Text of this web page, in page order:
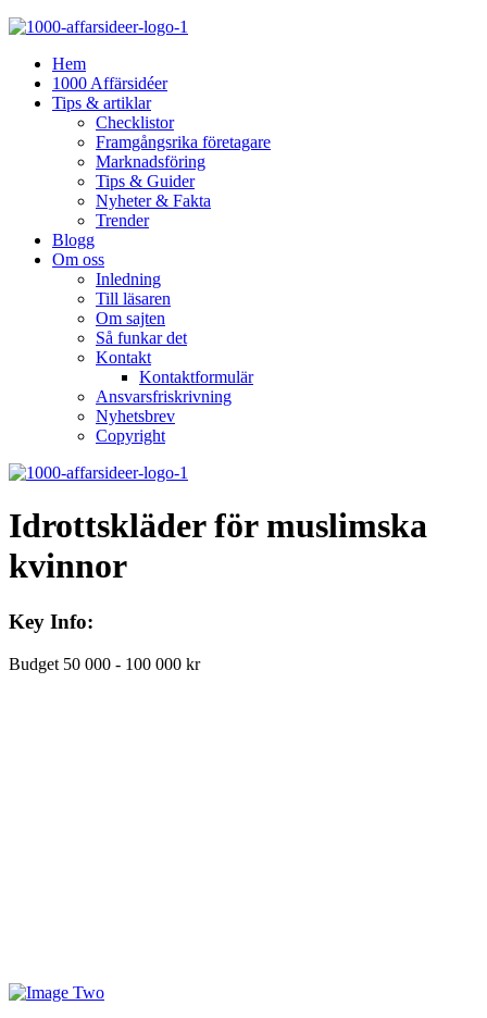
Hem
1000 Affärsidéer
Tips & artiklar
Checklistor
Framgångsrika företagare
Marknadsföring
Tips & Guider
Nyheter & Fakta
Trender
Blogg
Om oss
Inledning
Till läsaren
Om sajten
Så funkar det
Kontakt
Kontaktformulär
Ansvarsfriskrivning
Nyhetsbrev
Copyright
Idrottskläder för muslimska
kvinnor
Key Info:
Budget 50 000 - 100 000 kr